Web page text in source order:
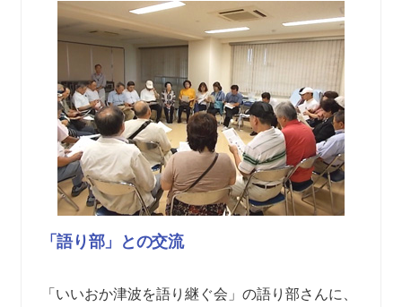
「語り部」との交流
「いいおか津波を語り継ぐ会」の語り部さんに、